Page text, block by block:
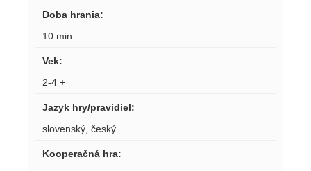
Doba hrania:
10 min.
Vek:
2-4 +
Jazyk hry/pravidiel:
slovenský český
Kooperačná hra: